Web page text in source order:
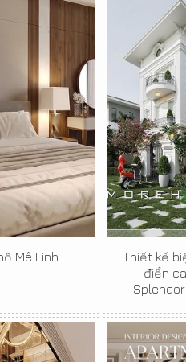
Mê Linh
Thiết kế
điển